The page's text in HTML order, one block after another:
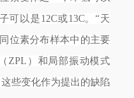
可以是12C或13C。“天
位素分布样本中的主要
ZPL）和局部振动模式
些变化作为提出的缺陷